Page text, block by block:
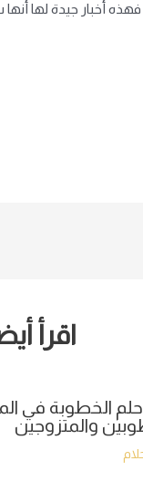
أخبار جيدة لها
اقرأ
الخطوبة في
والمتزوجين